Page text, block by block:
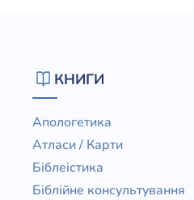
КНИГИ
Апологетика
Атласи / Карти
Біблеістика
Біблійне консультування